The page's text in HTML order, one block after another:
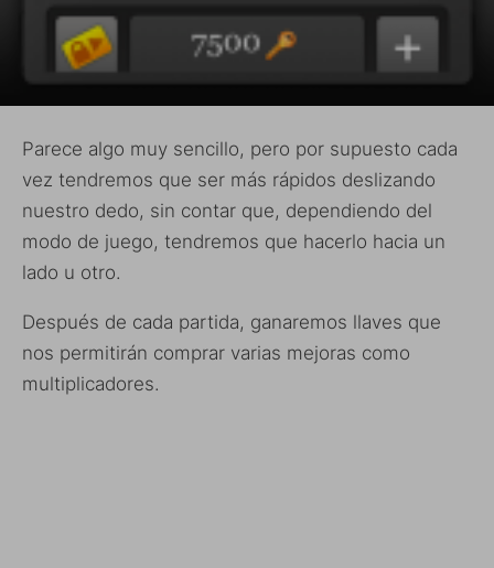
Parece algo muy sencillo, pero por supuesto cada
vez tendremos que ser más rápidos deslizando
nuestro dedo, sin contar que, dependiendo del
modo de juego, tendremos que hacerlo hacia un
lado u otro.
Después de cada partida, ganaremos llaves que
nos permitirán comprar varias mejoras como
multiplicadores.